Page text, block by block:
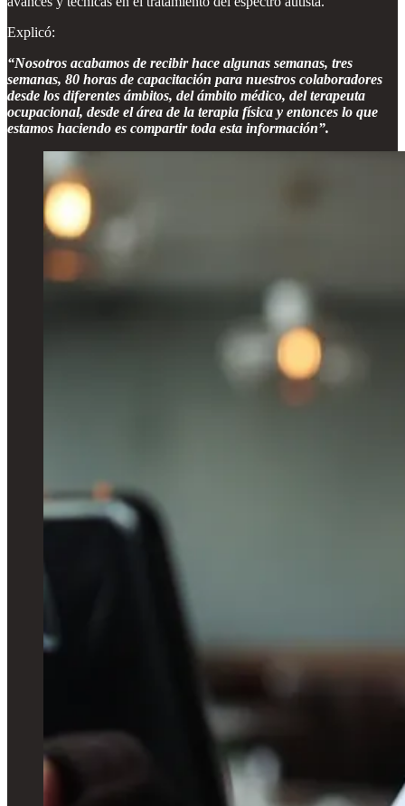
Explicó:
“Nosotros acabamos de recibir hace algunas semanas, tres
semanas, 80 horas de capacitación para nuestros colaboradores
desde los diferentes ámbitos, del ámbito médico, del terapeuta
ocupacional, desde el área de la terapia física y entonces lo que
estamos haciendo es compartir toda esta información”.